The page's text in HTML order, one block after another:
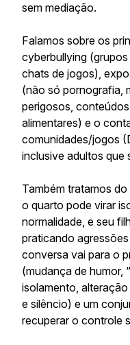
sem mediação.
Falamos sobre os
cyberbullying
chats de jogos),
(não só pornografia,
perigosos,
alimentares) e o
comunidades/jogos
inclusive adultos que
Também tratamos
o quarto pode virar
normalidade, e seu
praticando
conversa vai para o
(mudança de humor,
isolamento,
e silêncio) e um
recuperar o controle